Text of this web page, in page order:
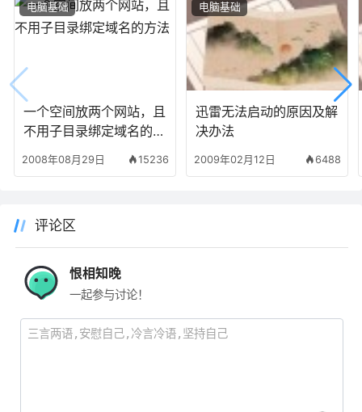
一个空间放两个网站，且
不用子目录绑定域名的方
2008年08月29日 15236
电脑基础
迅雷无法启动的原因及解
决办法
2009年02月12日 6488
电脑基础
评论区
恨相知晚
一起参与讨论！